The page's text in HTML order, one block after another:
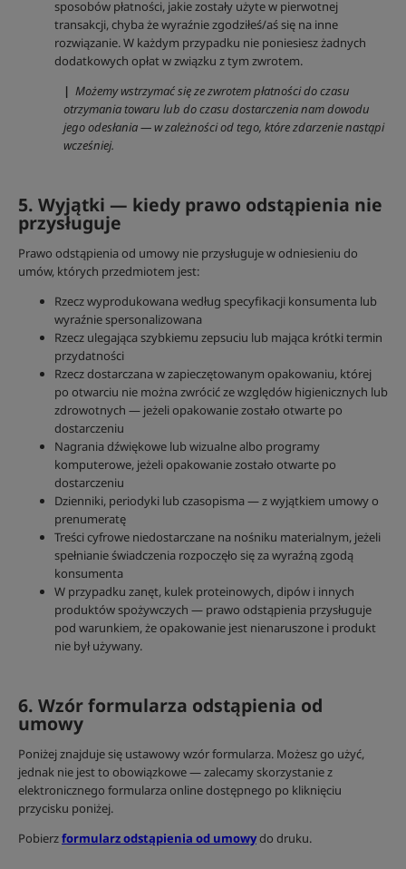
sposobów płatności, jakie zostały użyte w pierwotnej
transakcji, chyba że wyraźnie zgodziłeś/aś się na inne
rozwiązanie. W każdym przypadku nie poniesiesz żadnych
dodatkowych opłat w związku z tym zwrotem.
| Możemy wstrzymać się ze zwrotem płatności do czasu
otrzymania towaru lub do czasu dostarczenia nam dowodu
jego odesłania — w zależności od tego, które zdarzenie nastąpi
wcześniej.
5. Wyjątki — kiedy prawo odstąpienia nie
przysługuje
Prawo odstąpienia od umowy nie przysługuje w odniesieniu do
umów, których przedmiotem jest:
Rzecz wyprodukowana według specyfikacji konsumenta lub
wyraźnie spersonalizowana
Rzecz ulegająca szybkiemu zepsuciu lub mająca krótki termin
przydatności
Rzecz dostarczana w zapieczętowanym opakowaniu, której
po otwarciu nie można zwrócić ze względów higienicznych lub
zdrowotnych — jeżeli opakowanie zostało otwarte po
dostarczeniu
Nagrania dźwiękowe lub wizualne albo programy
komputerowe, jeżeli opakowanie zostało otwarte po
dostarczeniu
Dzienniki, periodyki lub czasopisma — z wyjątkiem umowy o
prenumeratę
Treści cyfrowe niedostarczane na nośniku materialnym, jeżeli
spełnianie świadczenia rozpoczęło się za wyraźną zgodą
konsumenta
W przypadku zanęt, kulek proteinowych, dipów i innych
produktów spożywczych — prawo odstąpienia przysługuje
pod warunkiem, że opakowanie jest nienaruszone i produkt
nie był używany.
6. Wzór formularza odstąpienia od
umowy
Poniżej znajduje się ustawowy wzór formularza. Możesz go użyć,
jednak nie jest to obowiązkowe — zalecamy skorzystanie z
elektronicznego formularza online dostępnego po kliknięciu
przycisku poniżej.
Pobierzformularz odstąpienia od umowydo druku.